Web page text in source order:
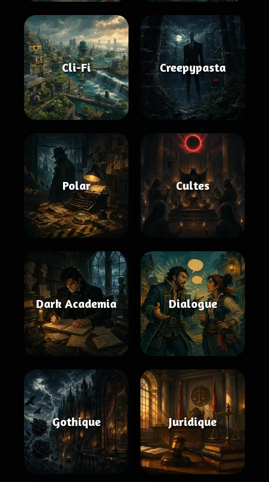
Cli-Fi Creepypasta
Polar Cultes
Dark Academia Dialogue
Gothique Juridique